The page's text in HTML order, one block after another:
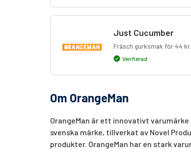
Just Cucumber
Fräsch gurksmak för 44 kr.
Verifierad
Om OrangeMan
OrangeMan är ett innovativt
svenska märke, tillverkat av Novel
produkter. OrangeMan har en stark